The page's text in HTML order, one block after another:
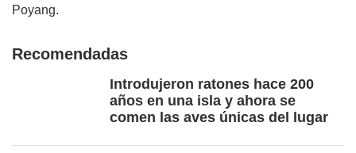
Poyang.
Recomendadas
Introdujeron ratones hace 200
años en una isla y ahora se
comen las aves únicas del lugar